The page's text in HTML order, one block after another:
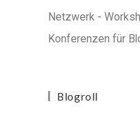
Netzwerk -
Konferenzen für
Blogroll